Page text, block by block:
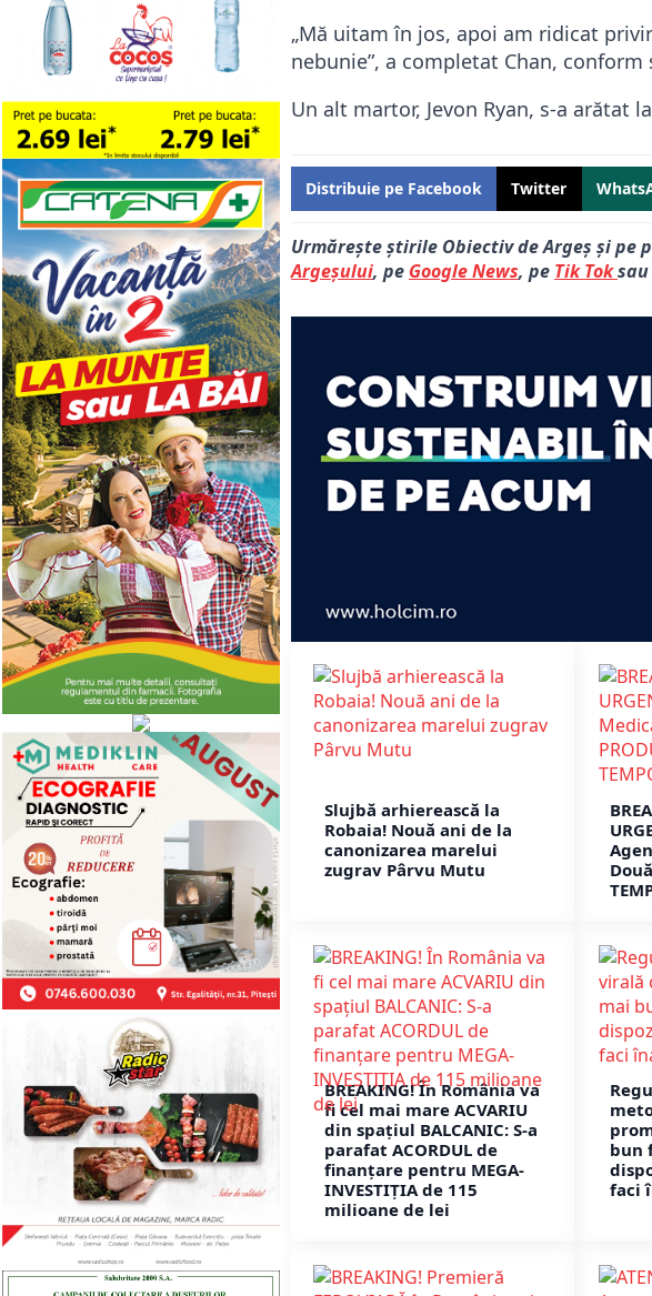
„Mă uitam în jos, apoi am ridicat
nebunie”, a completat Chan, conform
Un alt martor, Jevon Ryan, s-a arătat
Distribuie pe Facebook Twitter
Urmărește știrile Obiectiv de Argeș și pe
Argeșului, pe Google News, pe Tik Tok
Slujbă arhierească la
Robaia! Nouă ani de la
canonizarea marelui
zugrav Pârvu Mutu
BREAKING! În România va
fi cel mai mare ACVARIU
din spațiul BALCANIC: S-a
parafat ACORDUL de
finanțare pentru MEGA-
INVESTIȚIA de 115
milioane de lei
bun
faci